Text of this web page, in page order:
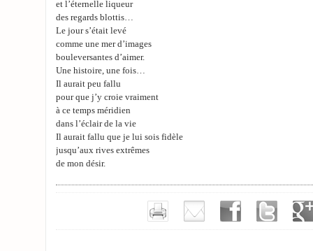
et l’éternelle liqueur
des regards blottis…
Le jour s’était levé
comme une mer d’images
bouleversantes d’aimer.
Une histoire, une fois…
Il aurait peu fallu
pour que j’y croie vraiment
à ce temps méridien
dans l’éclair de la vie
Il aurait fallu que je lui sois fidèle
jusqu’aux rives extrêmes
de mon désir.